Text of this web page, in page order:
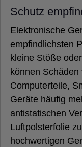
Schutz
Elektronische
empfindlichsten
kleine Stöße
können
Computerteile,
Geräte häufig
antistatischen
Luftpolsterfolie
hochwertigen